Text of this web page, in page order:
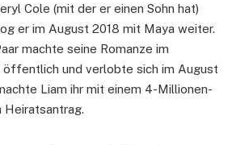
Cole (mit der er einen Sohn hat)
er im August 2018 mit Maya weiter.
machte seine Romanze im
öffentlich und verlobte sich im August
Liam ihr mit einem 4-Millionen-
Heiratsantrag.